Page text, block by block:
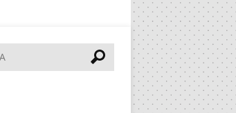
Pesquisar